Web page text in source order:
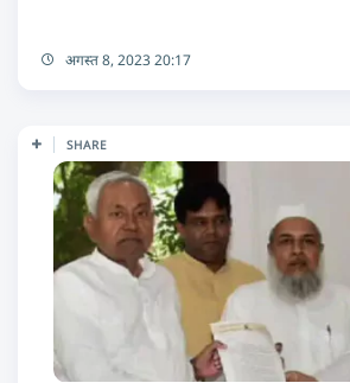
अगस्त 8, 2023 20:17
SHARE